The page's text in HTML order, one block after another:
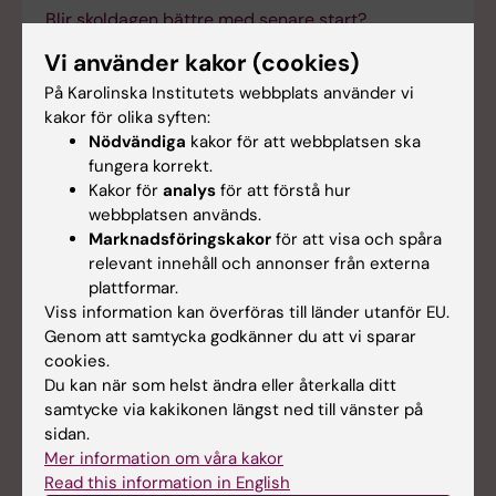
Blir skoldagen bättre med senare start?
2025-12-17 10:16
NASP tilldelas 3,7 miljoner för forskning om ungas
suicidalitet
2025-11-20 14:00
Rapport om hur skolor i Stockholm ser på senare
starttider för skoldagen
2025-10-06 14:00
NASP deltog i slutgranskningen av EXPERIENCE-
projektet i Pisa
2025-10-01 12:00
Uppdaterad självmordsstatistik för Sverige –
statistikåret 2024
Vi använder kakor (cookies)
På Karolinska Institutets webbplats använder vi
kakor för olika syften:
Nödvändiga kakor för att webbplatsen ska
fungera korrekt.
Kakor för analys för att förstå hur
webbplatsen används.
Marknadsföringskakor för att visa och spåra
relevant innehåll och annonser från externa
plattformar.
Viss information kan överföras till länder utanför EU.
Genom att samtycka godkänner du att vi sparar
cookies.
Du kan när som helst ändra eller återkalla ditt
samtycke via kakikonen längst ned till vänster på
sidan.
Mer information om våra kakor
Read this information in English